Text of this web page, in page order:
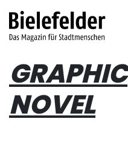
GRAPHIC
NOVEL